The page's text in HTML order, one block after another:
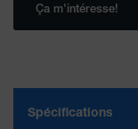
Spécifications
Ça m'intéresse!